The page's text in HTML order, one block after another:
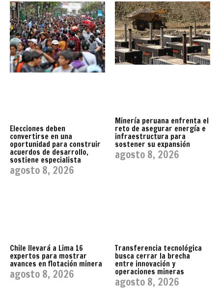
Elecciones deben
convertirse en una
oportunidad para construir
acuerdos de desarrollo,
sostiene especialista
agosto 8, 2026
Minería peruana enfrenta el
reto de asegurar energía e
infraestructura para
sostener su expansión
agosto 8, 2026
Chile llevará a Lima 16
expertos para mostrar
avances en flotación minera
agosto 8, 2026
Transferencia tecnológica
busca cerrar la brecha
entre innovación y
operaciones mineras
agosto 8, 2026